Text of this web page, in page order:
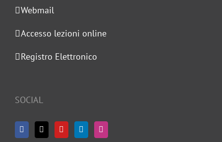
Webmail
Accesso lezioni online
Registro Elettronico
SOCIAL